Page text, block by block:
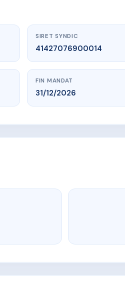
SIRET SYNDIC
41427076900014
FIN MANDAT
31/12/2026